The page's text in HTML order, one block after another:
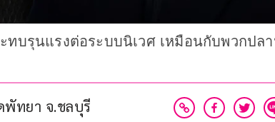
ทบรุนแรงต่อระบบนิเวศ เหมือนกับพวกปล
พัทยา จ.ชลบุรี